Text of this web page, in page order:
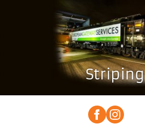
Striping